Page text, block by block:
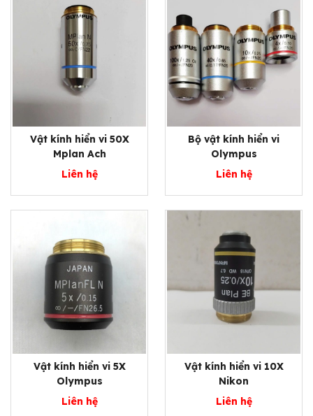
Vật kính hiển vi 50X
Mplan Ach
Liên hệ
Bộ vật kính hiển vi
Olympus
Liên hệ
Vật kính hiển vi 5X
Olympus
Liên hệ
Vật kính hiển vi 10X
Nikon
Liên hệ